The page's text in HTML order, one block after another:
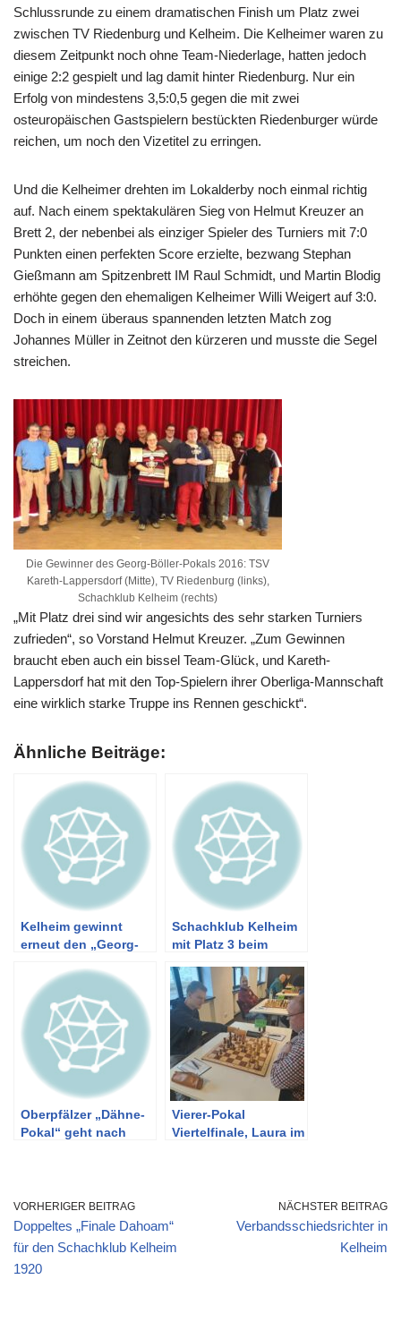
Schlussrunde zu einem dramatischen Finish um Platz zwei
zwischen TV Riedenburg und Kelheim. Die Kelheimer waren zu
diesem Zeitpunkt noch ohne Team-Niederlage, hatten jedoch
einige 2:2 gespielt und lag damit hinter Riedenburg. Nur ein
Erfolg von mindestens 3,5:0,5 gegen die mit zwei
osteuropäischen Gastspielern bestückten Riedenburger würde
reichen, um noch den Vizetitel zu erringen.
Und die Kelheimer drehten im Lokalderby noch einmal richtig
auf. Nach einem spektakulären Sieg von Helmut Kreuzer an
Brett 2, der nebenbei als einziger Spieler des Turniers mit 7:0
Punkten einen perfekten Score erzielte, bezwang Stephan
Gießmann am Spitzenbrett IM Raul Schmidt, und Martin Blodig
erhöhte gegen den ehemaligen Kelheimer Willi Weigert auf 3:0.
Doch in einem überaus spannenden letzten Match zog
Johannes Müller in Zeitnot den kürzeren und musste die Segel
streichen.
Die Gewinner des Georg-Böller-Pokals 2016: TSV
Kareth-Lappersdorf (Mitte), TV Riedenburg (links),
Schachklub Kelheim (rechts)
„Mit Platz drei sind wir angesichts des sehr starken Turniers
zufrieden“, so Vorstand Helmut Kreuzer. „Zum Gewinnen
braucht eben auch ein bissel Team-Glück, und Kareth-
Lappersdorf hat mit den Top-Spielern ihrer Oberliga-Mannschaft
eine wirklich starke Truppe ins Rennen geschickt“.
Ähnliche Beiträge:
Kelheim gewinnt
erneut den „Georg-
Schachklub Kelheim
mit Platz 3 beim
Garching gewinnt
Wettbewerb
Oberpfälzer „Dähne-
Pokal“ geht nach
Vierer-Pokal
Viertelfinale, Laura im
VORHERIGER BEITRAG
Doppeltes „Finale Dahoam“
für den Schachklub Kelheim
1920
NÄCHSTER BEITRAG
Verbandsschiedsrichter in
Kelheim